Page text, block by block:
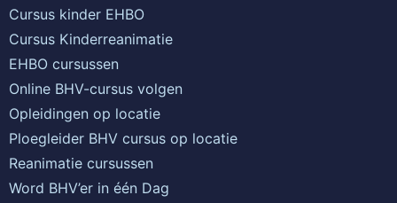
Cursus kinder EHBO
Cursus Kinderreanimatie
EHBO cursussen
Online BHV-cursus volgen
Opleidingen op locatie
Ploegleider BHV cursus op locatie
Reanimatie cursussen
Word BHV’er in één Dag